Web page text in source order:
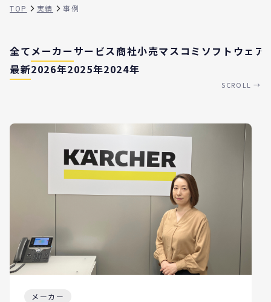
TOP 実績 事例
全てメーカー サービス商社小売マスコミ ソフトウェア
最新2026年2025年2024年
SCROLL →
メーカー